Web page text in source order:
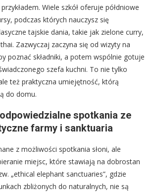
Wiele szkół oferuje półdniowe
podczas których nauczysz się
tajskie dania, takie jak zielone curry,
Zazwyczaj zaczyna się od wizyty na
poznać składniki, a potem wspólnie gotuje
szefa kuchni. To nie tylko
też praktyczna umiejętność, którą
do domu.
spotkania ze
farmy i sanktuaria
z możliwości spotkania słoni, ale
miejsc, które stawiają na dobrostan
„ethical elephant sanctuaries”, gdzie
zbliżonych do naturalnych, nie są